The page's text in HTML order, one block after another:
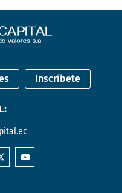
Inscríbete